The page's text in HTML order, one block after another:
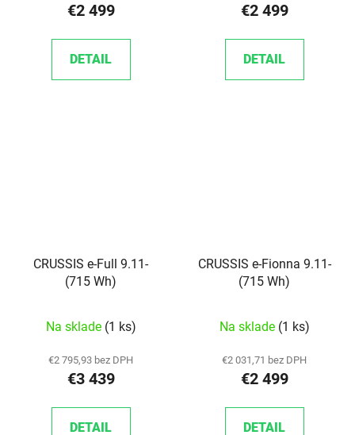
€2 499
DETAIL
€2 499
DETAIL
CRUSSIS e-Full 9.11-
(715 Wh)
Na sklade (1 ks)
€2 795,93 bez DPH
€3 439
DETAIL
CRUSSIS e-Fionna 9.11-
(715 Wh)
Na sklade (1 ks)
€2 031,71 bez DPH
€2 499
DETAIL